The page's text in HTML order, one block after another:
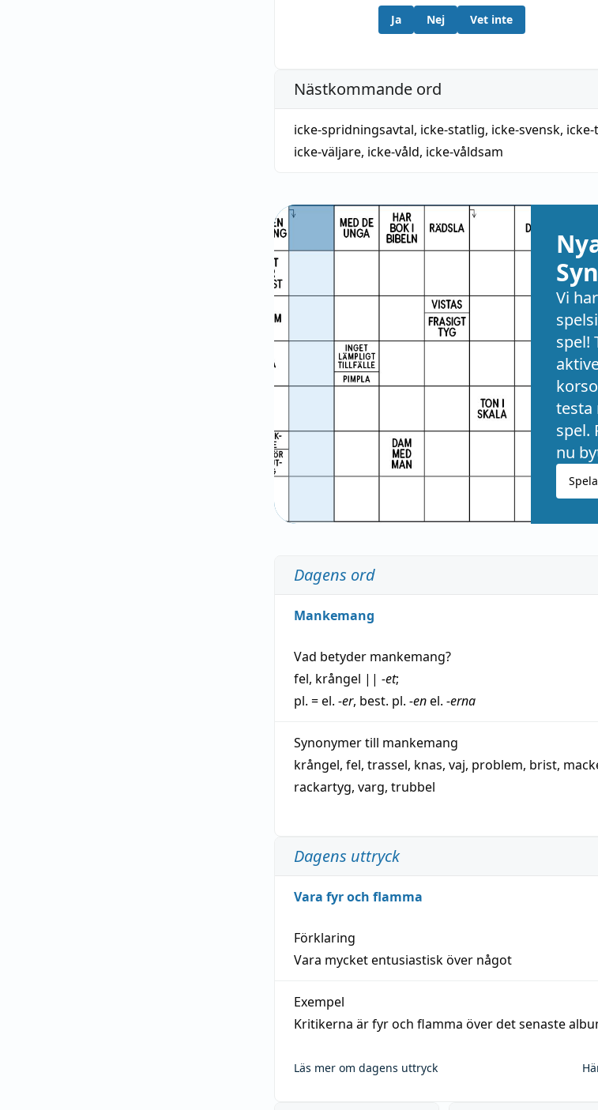
Ja Nej Vet inte
Nästkommande ord
icke-spridningsavtal, icke-statlig, icke-svensk,
icke-väljare, icke-våld, icke-våldsam
Vi
spel!
testa
spel.
nu
Spela
Dagens ord
Mankemang
Vad betyder mankemang?
fel, krångel || -et;
pl. = el. -er, best. pl. -enel. -erna
Synonymer till mankemang
krångel, fel, trassel, knas, vaj, problem, brist,
rackartyg, varg, trubbel
Dagens uttryck
Vara fyr och flamma
Förklaring
Vara mycket entusiastisk över något
Exempel
Kritikerna är fyr och flamma över det senaste
Läs mer om dagens uttryck